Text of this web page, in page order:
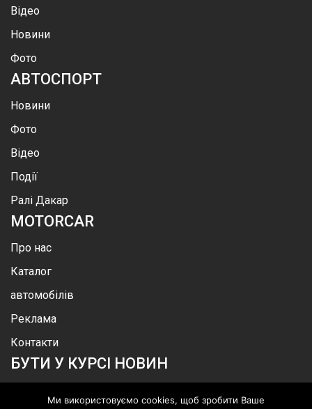
Відео
Новини
Фото
АВТОСПОРТ
Новини
Фото
Відео
Події
Ралі Дакар
MOTORCAR
Про нас
Каталог
автомобілів
Реклама
Контакти
БУТИ У КУРСІ НОВИН
Ми використовуємо cookies, щоб зробити Ваше